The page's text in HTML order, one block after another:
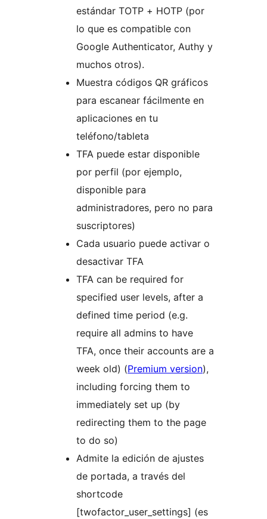
estándar TOTP + HOTP (por
lo que es compatible con
Google Authenticator, Authy y
muchos otros).
Muestra códigos QR gráficos
para escanear fácilmente en
aplicaciones en tu
teléfono/tableta
TFA puede estar disponible
por perfil (por ejemplo,
disponible para
administradores, pero no para
suscriptores)
Cada usuario puede activar o
desactivar TFA
TFA can be required for
specified user levels, after a
defined time period (e.g.
require all admins to have
TFA, once their accounts are a
week old) (Premium version),
including forcing them to
immediately set up (by
redirecting them to the page
to do so)
Admite la edición de ajustes
de portada, a través del
shortcode
[twofactor_user_settings] (es